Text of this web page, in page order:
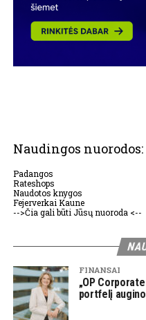
Naudingos nuorodos:
Padangos
Rateshops
Naudotos knygos
Fejerverkai Kaune
-->Čia gali būti Jūsų nuoroda <--
FINANSAI
„OP
portfelį augino